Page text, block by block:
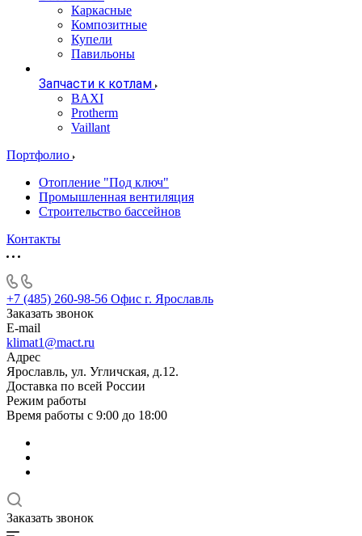
Каркасные
Композитные
Купели
Павильоны
Запчасти к котлам
BAXI
Protherm
Vaillant
Портфолио
Отопление "Под ключ"
Промышленная вентиляция
Строительство бассейнов
Контакты
+7 (485) 260-98-56 Офис г. Ярославль
Заказать звонок
E-mail
klimat1@mact.ru
Адрес
Ярославль, ул. Угличская, д.12.
Доставка по всей России
Режим работы
Время работы с 9:00 до 18:00
Заказать звонок